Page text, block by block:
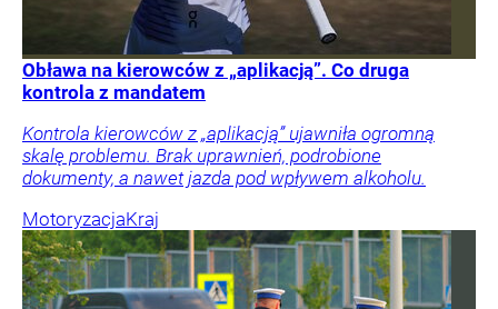
Obława na kierowców z „aplikacją”. Co druga
kontrola z mandatem
Kontrola kierowców z „aplikacją” ujawniła ogromną
skalę problemu. Brak uprawnień, podrobione
dokumenty, a nawet jazda pod wpływem alkoholu.
MotoryzacjaKraj